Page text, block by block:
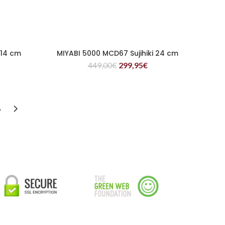
cm LEER MÁS
MIYABI 5000 MCD67 Sujihiki 24 cm
449,00€ 299,95€